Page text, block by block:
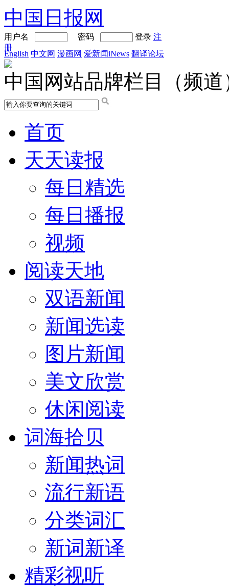
中国日报网
用户名 密码 登录 注
册
English 中文网 漫画网 爱新闻iNews 翻译论坛
中国网站品牌栏目（频道
首页
天天读报
每日精选
每日播报
视频
阅读天地
双语新闻
新闻选读
图片新闻
美文欣赏
休闲阅读
词海拾贝
新闻热词
流行新语
分类词汇
新词新译
精彩视听